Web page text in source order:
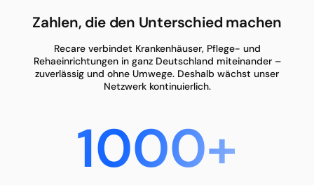
Zahlen, die den Unterschied machen
Recare verbindet Krankenhäuser, Pflege- und
Rehaeinrichtungen in ganz Deutschland miteinander –
zuverlässig und ohne Umwege. Deshalb wächst unser
Netzwerk kontinuierlich.
1000+